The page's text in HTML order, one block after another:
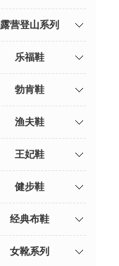
露营登山系列
乐福鞋
勃肯鞋
渔夫鞋
王妃鞋
健步鞋
经典布鞋
女靴系列